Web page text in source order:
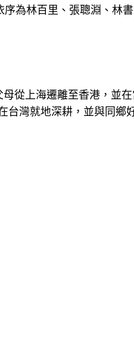
為林百里、張聰淵、林
從上海遷離至香港，並在
台灣就地深耕，並與同鄉